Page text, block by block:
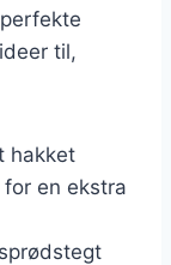
til,
hakket
en ekstra